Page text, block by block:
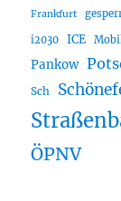
Frankfurt
i2030 ICE
Pankow
Sch
ÖPNV